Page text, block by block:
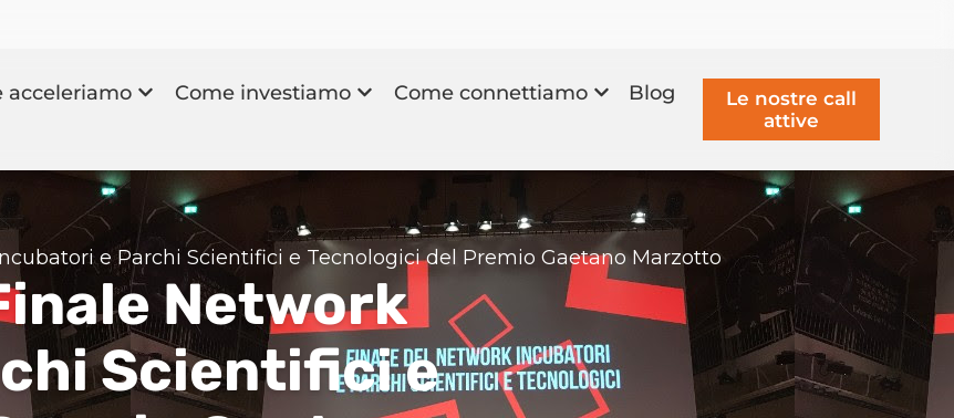
acceleriamo Come investiamo Come connettiamo Blog
Le nostre call
attive
e Parchi Scientifici e Tecnologici del Premio Gaetano Marzotto
Network
Scientifici e